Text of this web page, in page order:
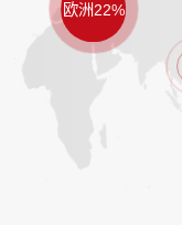
欧洲22%